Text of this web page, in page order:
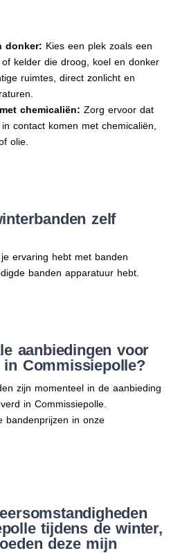
donker: Kies een plek zoals een
kelder die droog, koel en donker
ruimtes, direct zonlicht en
chemicaliën: Zorg ervoor dat
contact komen met chemicaliën,
olie.
zelf
ervaring hebt met banden
banden apparatuur hebt.
aanbiedingen voor
Commissiepolle?
zijn momenteel in de aanbieding
in Commissiepolle.
bandenprijzen in onze
tijdens de winter,
deze mijn